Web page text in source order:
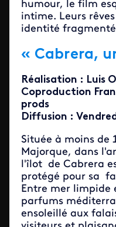
humour, le film
intime. Leurs
identité
« Cabrera,
Réalisation : Luis
Coproduction
prods
Diffusion :
Située à moins de
Majorque, dans
l'îlot de Cabrera
protégé pour sa
Entre mer limpide
parfums
ensoleillé aux